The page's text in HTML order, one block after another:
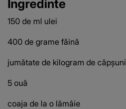
Ingredinte
150 de ml ulei
400 de grame făină
jumătate de kilogram de căpșuni
5 ouă
coaja de la o lămâie